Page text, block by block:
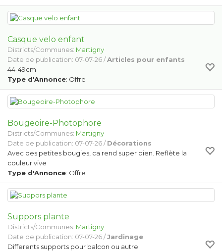
Casque velo enfant
Districts/Communes: Martigny
Date de publication: 07-07-26 /Articles pour enfants
44-49cm
Type d'Annonce: Offre
Bougeoire-Photophore
Districts/Communes: Martigny
Date de publication: 07-07-26 /Décorations
Avec des petites bougies, ca rend super bien. Reflète la
couleur vive
Type d'Annonce: Offre
Suppors plante
Districts/Communes: Martigny
Date de publication: 07-07-26 /Jardinage
Differents supports pour balcon ou autre